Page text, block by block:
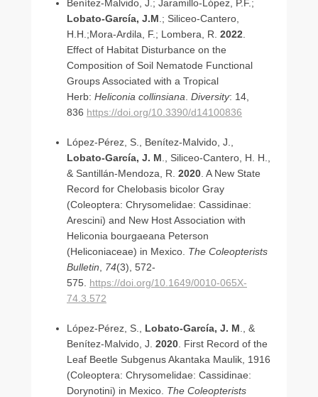
Benítez-Malvido, J.; Jaramillo-López, P.F.;
Lobato-García, J.M .; Siliceo-Cantero,
H.H.;Mora-Ardila, F.; Lombera, R. 2022
Effect of Habitat Disturbance on the
Composition of Soil Nematode Functional
Groups Associated with a Tropical
Herb: Heliconia collinsiana Diversity: 14,
836 https://doi.org/10.3390/d14100836
López-Pérez, S., Benítez-Malvido, J.,
Lobato-García, J. M ., Siliceo-Cantero, H. H.,
& Santillán-Mendoza, R. 2020 . A New State
Record for Chelobasis bicolor Gray
(Coleoptera: Chrysomelidae: Cassidinae:
Arescini) and New Host Association with
Heliconia bourgaeana Peterson
(Heliconiaceae) in Mexico. The Coleopterists
Bulletin
74(3), 572-
575. https://doi.org/10.1649/0010-065X-
74.3.572
López-Pérez, S., Lobato-García, J. M ., &
Benítez-Malvido, J. 2020 . First Record of the
Leaf Beetle Subgenus Akantaka Maulik, 1916
(Coleoptera: Chrysomelidae: Cassidinae:
Dorynotini) in Mexico. The Coleopterists